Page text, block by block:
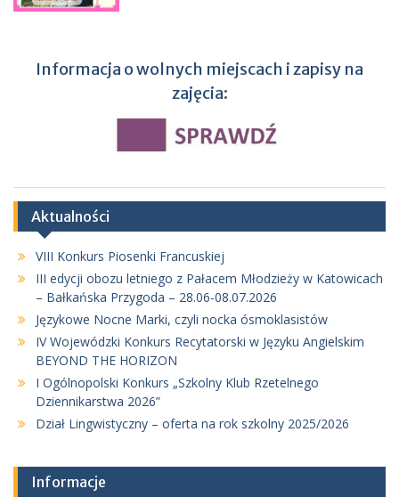
Informacja o wolnych miejscach i zapisy na
zajęcia:
Aktualności
VIII Konkurs Piosenki Francuskiej
III edycji obozu letniego z Pałacem Młodzieży w Katowicach
– Bałkańska Przygoda – 28.06-08.07.2026
Językowe Nocne Marki, czyli nocka ósmoklasistów
IV Wojewódzki Konkurs Recytatorski w Języku Angielskim
BEYOND THE HORIZON
I Ogólnopolski Konkurs „Szkolny Klub Rzetelnego
Dziennikarstwa 2026”
Dział Lingwistyczny – oferta na rok szkolny 2025/2026
Informacje